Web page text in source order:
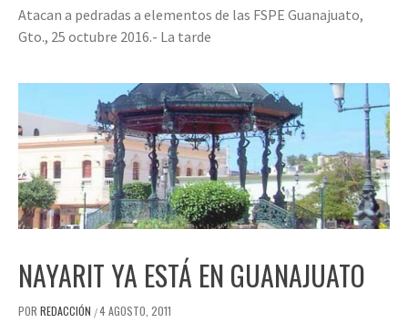
Atacan a pedradas a elementos de las FSPE Guanajuato,
Gto., 25 octubre 2016.- La tarde
NAYARIT YA ESTÁ EN GUANAJUATO
POR REDACCIÓN /4 AGOSTO, 2011